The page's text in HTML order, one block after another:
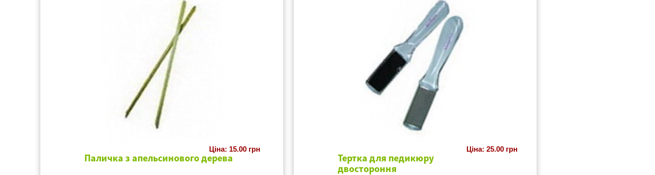
Паличка з апельсинового дерева
Ціна: 15.00 грн
Тертка для педикюру
двостороння
Ціна: 25.00 грн